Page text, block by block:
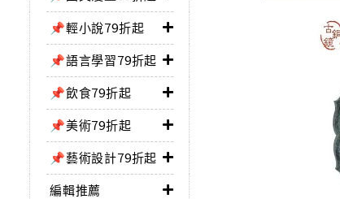
📌輕小說79折起
📌語言學習79折起
📌飲食79折起
📌美術79折起
📌藝術設計79折起
編輯推薦